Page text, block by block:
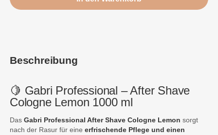
Beschreibung
🍋 Gabri Professional – After Shave
Cologne Lemon 1000 ml
Das Gabri Professional After Shave Cologne Lemon sorgt
nach der Rasur für eine erfrischende Pflege und einen